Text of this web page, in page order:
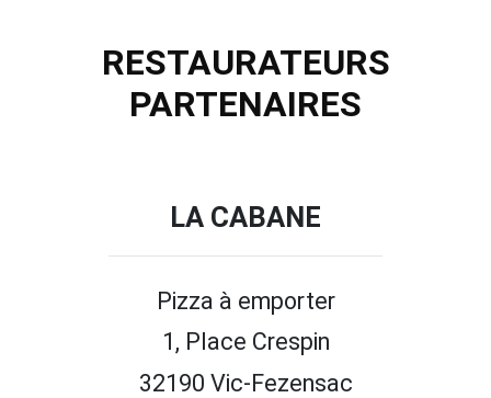
RESTAURATEURS
PARTENAIRES
LA CABANE
Pizza à emporter
1, Place Crespin
32190 Vic-Fezensac